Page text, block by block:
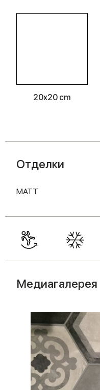
20x20 cm
Отделки
MATT
Медиагалерея